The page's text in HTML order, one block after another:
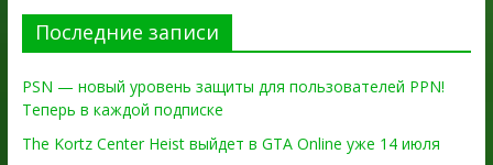
Последние записи
PSN — новый уровень защиты для пользователей PPN!
Теперь в каждой подписке
The Kortz Center Heist выйдет в GTA Online уже 14 июля